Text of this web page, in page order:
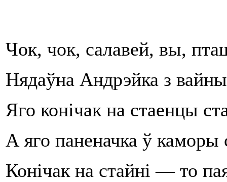
Чок, чок, салавей, вы,
Нядаўна Андрэйка з
Яго конічак на стаенцы
А яго паненачка ў каморы
Конічак на стайні — то